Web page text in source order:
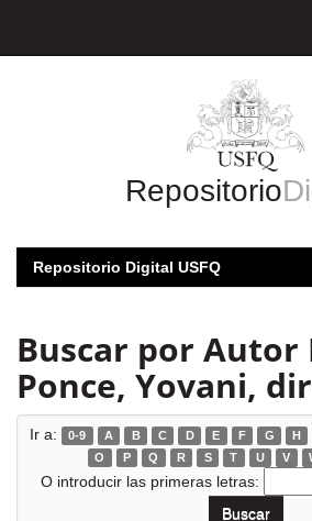
Repositorio
Repositorio Digital USFQ
Buscar por
Ponce, Yovani,
Ir a: 0-9 A B C D E F G H
O
P Q R S T U V
O introducir las primeras letras: